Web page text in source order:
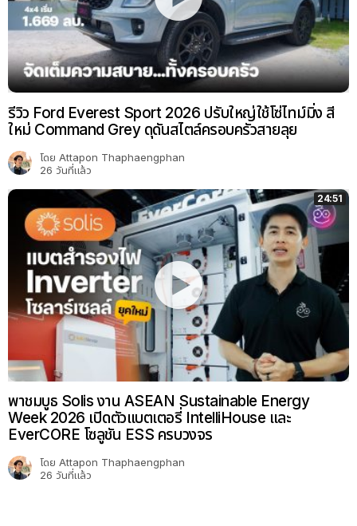
รีวิว Ford Everest Sport 2026 ปรับใหญ่ใช้โซ่ไทม์มิ่ง สี
ใหม่ Command Grey ดุดันสไตล์ครอบครัวสายลุย
โดย Attapon Thaphaengphan
26 วันที่แล้ว
24:51
พาชมบูธ Solis งาน ASEAN Sustainable Energy
Week 2026 เปิดตัวแบตเตอรี่ IntelliHouse และ
EverCORE โซลูชัน ESS ครบวงจร
โดย Attapon Thaphaengphan
26 วันที่แล้ว